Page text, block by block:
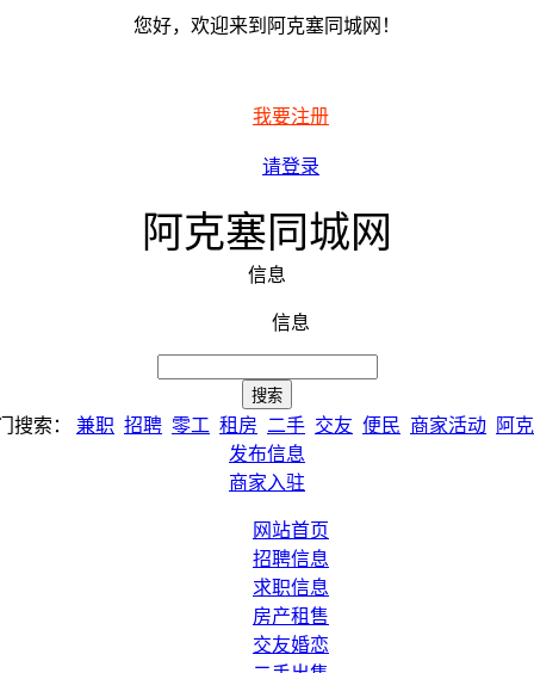
您好，欢迎来到阿克塞同城网！
我要注册
请登录
阿克塞同城网
信息
信息
搜索： 兼职 招聘 零工 租房 二手 交友 便民 商家活动
阿
发布信息
商家入驻
网站首页
招聘信息
求职信息
房产租售
交友婚恋